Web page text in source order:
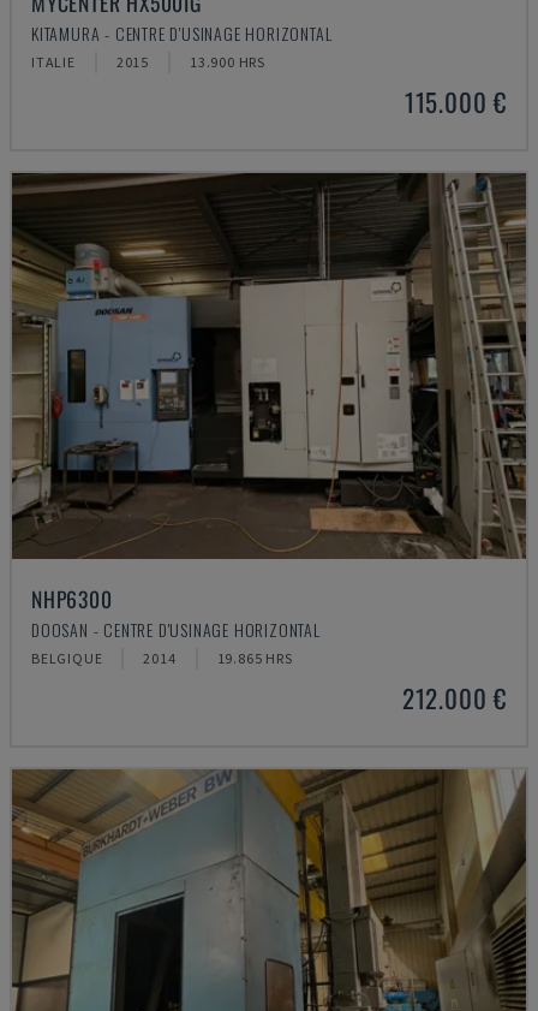
KITAMURA - CENTRE D'USINAGE HORIZONTAL
ITALIE 2015 13.900 HRS
115.000 €
NHP6300
DOOSAN - CENTRE D'USINAGE HORIZONTAL
BELGIQUE 2014 19.865 HRS
212.000 €